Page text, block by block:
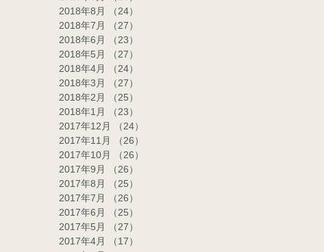
2018年8月
（24）
2018年7月
（27）
2018年6月
（23）
2018年5月
（27）
2018年4月
（24）
2018年3月
（27）
2018年2月
（25）
2018年1月
（23）
2017年12月
（24）
2017年11月
（26）
2017年10月
（26）
2017年9月
（26）
2017年8月
（25）
2017年7月
（26）
2017年6月
（25）
2017年5月
（27）
2017年4月
（17）